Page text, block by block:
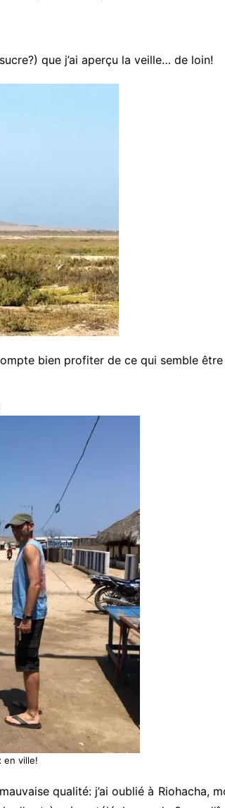
que j’ai aperçu la veille… de loin!
bien profiter de ce qui semble
en ville!
qualité: j’ai oublié à Riohacha,